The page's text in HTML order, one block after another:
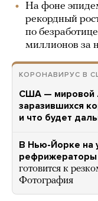
На фоне
рекордный
по
миллионов за
КОРОНАВИРУС В
США — мировой
заразившихся
и что будет
В Нью-Йорке на
готовится к
Фотография